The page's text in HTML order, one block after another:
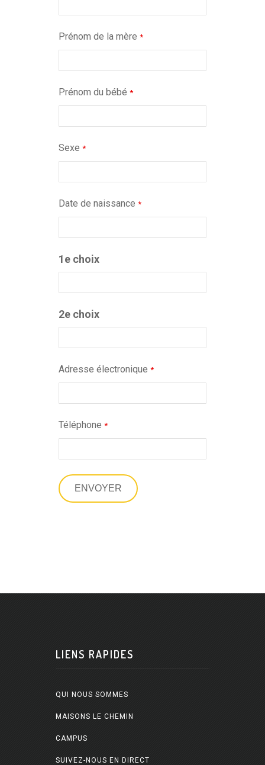
Prénom de la mère *
Prénom du bébé *
Sexe *
Date de naissance *
1e choix
2e choix
Adresse électronique *
Téléphone *
LIENS RAPIDES
QUI NOUS SOMMES
MAISONS LE CHEMIN
CAMPUS
SUIVEZ-NOUS EN DIRECT